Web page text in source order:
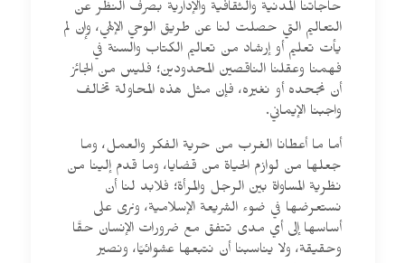
حاجاتنا المدنية والثقافية والإدارية بصرف النظر عن
التعاليم التي حصلت لنا عن طريق الوحي الإلهي، وإن لم
يأت تعليم أو إرشاد من تعاليم الكتاب والسنة في
فهمنا وعقلنا الناقصين المحدودين؛ فليس من الجائز
أن نجحده أو نغيره، فإن مثل هذه المحاولة تخالف
واجبنا الإيماني.
أما ما أعطانا الغرب من حرية الفكر والعمل، وما
جعلها من لوازم الحياة من قضايا، وما قدم إلينا من
نظرية المساواة بين الرجل والمرأة؛ فلابد لنا أن
نستعرضها في ضوء الشريعة الإسلامية، ونرى على
أساسها إلى أي مدى تتفق مع ضرورات الإنسان حقًا
وحقيقة، ولا يناسبنا أن نتبعها عشوائيًا، ونصير